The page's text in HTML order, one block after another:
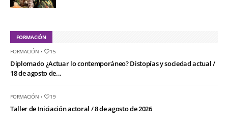
FORMACIÓN
FORMACIÓN • 15
Diplomado ¿Actuar lo contemporáneo? Distopías y sociedad actual /
18 de agosto de...
FORMACIÓN • 19
Taller de Iniciación actoral / 8 de agosto de 2026